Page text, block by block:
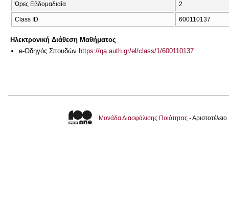
Ώρες Εβδομαδιαία 2
Class ID 600110137
Ηλεκτρονική Διάθεση Μαθήματος
e-Οδηγός Σπουδών https://qa.auth.gr/el/class/1/600110137
Μονάδα Διασφάλισης Ποιότητας -